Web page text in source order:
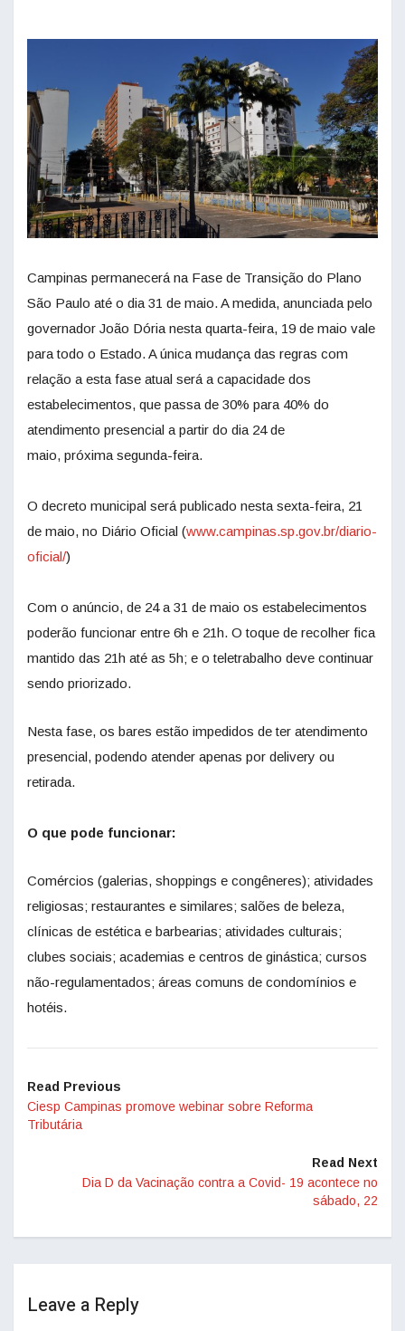
Campinas permanecerá na Fase de Transição do Plano
São Paulo até o dia 31 de maio. A medida, anunciada pelo
governador João Dória nesta quarta-feira, 19 de maio vale
para todo o Estado. A única mudança das regras com
relação a esta fase atual será a capacidade dos
estabelecimentos, que passa de 30% para 40% do
atendimento presencial a partir do dia 24 de
maio, próxima segunda-feira.
O decreto municipal será publicado nesta sexta-feira, 21
de maio, no Diário Oficial (www.campinas.sp.gov.br/diario-
oficial/)
Com o anúncio, de 24 a 31 de maio os estabelecimentos
poderão funcionar entre 6h e 21h. O toque de recolher fica
mantido das 21h até as 5h; e o teletrabalho deve continuar
sendo priorizado.
Nesta fase, os bares estão impedidos de ter atendimento
presencial, podendo atender apenas por delivery ou
retirada.
O que pode funcionar:
Comércios (galerias, shoppings e congêneres); atividades
religiosas; restaurantes e similares; salões de beleza,
clínicas de estética e barbearias; atividades culturais;
clubes sociais; academias e centros de ginástica; cursos
não-regulamentados; áreas comuns de condomínios e
hotéis.
Read Previous
Ciesp Campinas promove webinar sobre Reforma
Tributária
Read Next
Dia D da Vacinação contra a Covid- 19 acontece no
sábado, 22
Leave a Reply